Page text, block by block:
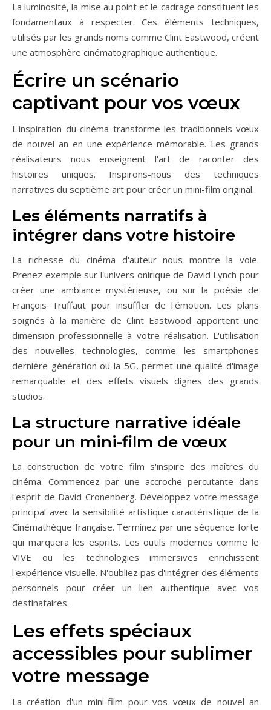
La luminosité, la mise au point et le cadrage constituent les
fondamentaux à respecter. Ces éléments techniques,
utilisés par les grands noms comme Clint Eastwood, créent
une atmosphère cinématographique authentique.
Écrire un scénario
captivant pour vos vœux
L'inspiration du cinéma transforme les traditionnels vœux
de nouvel an en une expérience mémorable. Les grands
réalisateurs nous enseignent l'art de raconter des
histoires uniques. Inspirons-nous des techniques
narratives du septième art pour créer un mini-film original.
Les éléments narratifs à
intégrer dans votre histoire
La richesse du cinéma d'auteur nous montre la voie.
Prenez exemple sur l'univers onirique de David Lynch pour
créer une ambiance mystérieuse, ou sur la poésie de
François Truffaut pour insuffler de l'émotion. Les plans
soignés à la manière de Clint Eastwood apportent une
dimension professionnelle à votre réalisation. L'utilisation
des nouvelles technologies, comme les smartphones
dernière génération ou la 5G, permet une qualité d'image
remarquable et des effets visuels dignes des grands
studios.
La structure narrative idéale
pour un mini-film de vœux
La construction de votre film s'inspire des maîtres du
cinéma. Commencez par une accroche percutante dans
l'esprit de David Cronenberg. Développez votre message
principal avec la sensibilité artistique caractéristique de la
Cinémathèque française. Terminez par une séquence forte
qui marquera les esprits. Les outils modernes comme le
VIVE ou les technologies immersives enrichissent
l'expérience visuelle. N'oubliez pas d'intégrer des éléments
personnels pour créer un lien authentique avec vos
destinataires.
Les effets spéciaux
accessibles pour sublimer
votre message
La création d'un mini-film pour vos vœux de nouvel an